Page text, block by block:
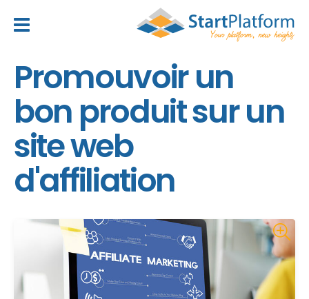
Promouvoir un
bon produit sur un
site web
d'affiliation
header_toggle_navigation